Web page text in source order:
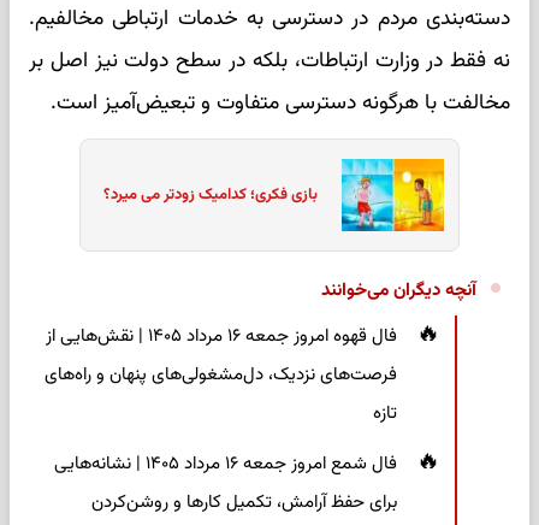
دسته‌بندی مردم در دسترسی به خدمات ارتباطی مخالفیم.
نه فقط در وزارت ارتباطات، بلکه در سطح دولت نیز اصل بر
مخالفت با هرگونه دسترسی متفاوت و تبعیض‌آمیز است.
بازی فکری؛ کدامیک زودتر می میرد؟
آنچه دیگران می‌خوانند
فال قهوه امروز جمعه ۱۶ مرداد ۱۴۰۵ | نقش‌هایی از
فرصت‌های نزدیک، دل‌مشغولی‌های پنهان و راه‌های
تازه
فال شمع امروز جمعه ۱۶ مرداد ۱۴۰۵ | نشانه‌هایی
برای حفظ آرامش، تکمیل کارها و روشن‌کردن